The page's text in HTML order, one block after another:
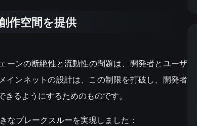
作空間を提供
ーンの断絶性と流動性の問題は、開発者とユーザ
インネットの設計は、この制限を打破し、開発者
るようにするためのものです。
なブレークスルーを実現しました：